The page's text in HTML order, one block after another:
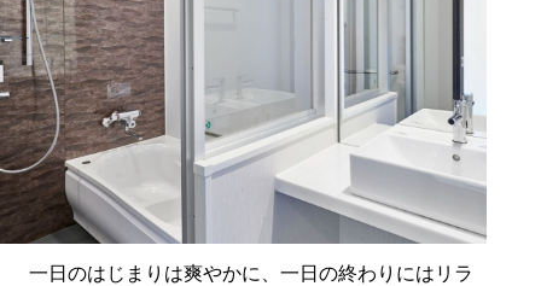
一日のはじまりは爽やかに、一日の終わりにはリラ